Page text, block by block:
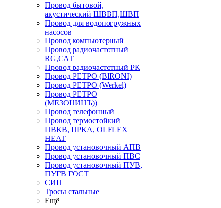
Провод бытовой,
акустический ШВВП,ШВП
Провод для водопогружных
насосов
Провод компьютерный
Провод радиочастотный
RG,САТ
Провод радиочастотный РК
Провод РЕТРО (BIRONI)
Провод РЕТРО (Werkel)
Провод РЕТРО
(МЕЗОНИНЪ))
Провод телефонный
Провод термостойкий
ПВКВ, ПРКА, OLFLEX
HEAT
Провод установочный АПВ
Провод установочный ПВС
Провод установочный ПУВ,
ПУГВ ГОСТ
СИП
Тросы стальные
Ещё